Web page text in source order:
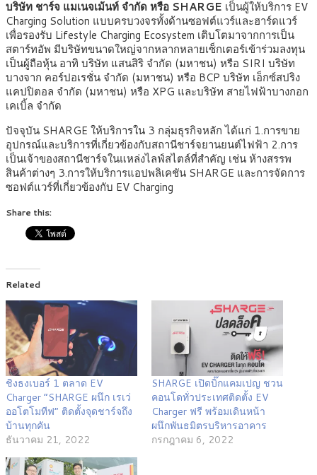
บริษัท ชาร์จ แมเนจเม้นท์ จำกัด หรือ SHARGE เป็นผู้ให้บริการ EV
Charging Solution แบบครบวงจรทั้งด้านซอฟต์แวร์และฮาร์ดแวร์
เพื่อรองรับ Lifestyle Charging Ecosystem เติบโตมาจากการเป็น
สตาร์ทอัพ มีบริษัทขนาดใหญ่จากหลากหลายเซ็กเตอร์เข้าร่วมลงทุน
เป็นผู้ถือหุ้น อาทิ บริษัท แสนสิริ จำกัด (มหาชน) หรือ SIRI บริษัท
บางจาก คอร์ปอเรชั่น จำกัด (มหาชน) หรือ BCP บริษัท เอ็กซ์สปริง
แคปปิตอล จำกัด (มหาชน) หรือ XPG และบริษัท สายไฟฟ้าบางกอก
เคเบิ้ล จำกัด
ปัจจุบัน SHARGE ให้บริการใน 3 กลุ่มธุรกิจหลัก ได้แก่ 1.การขาย
อุปกรณ์และบริการที่เกี่ยวข้องกับสถานีชาร์จยานยนต์ไฟฟ้า 2.การ
เป็นเจ้าของสถานีชาร์จในแหล่งไลฟ์สไตล์ที่สำคัญ เช่น ห้างสรรพ
สินค้าต่างๆ 3.การให้บริการแอปพลิเคชัน SHARGE และการจัดการ
ซอฟต์แวร์ที่เกี่ยวข้องกับ EV Charging
Share this:
Related
ชิงธงเบอร์ 1 ตลาด EV
Charger “SHARGE ผนึก เรเว่
ออโตโมทีฟ” ติดตั้งจุดชาร์จถึง
บ้านทุกคัน
ธันวาคม 21, 2022
SHARGE เปิดบิ๊กแคมเปญ ชวน
คอนโดทั่วประเทศติดตั้ง EV
Charger ฟรี พร้อมเดินหน้า
ผนึกพันธมิตรบริหารอาคาร
กรกฎาคม 6, 2022